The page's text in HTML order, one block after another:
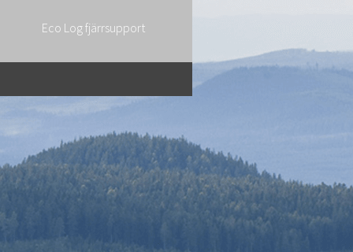
Eco Log fjärrsupport